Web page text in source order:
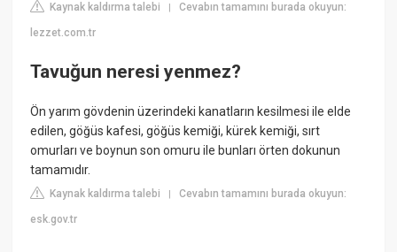
Kaynak kaldırma talebi |Cevabın tamamını burada okuyun:
lezzet.com.tr
Tavuğun neresi yenmez?
Ön yarım gövdenin üzerindeki kanatların kesilmesi ile elde
edilen, göğüs kafesi, göğüs kemiği, kürek kemiği, sırt
omurları ve boynun son omuru ile bunları örten dokunun
tamamıdır.
Kaynak kaldırma talebi |Cevabın tamamını burada okuyun:
esk.gov.tr